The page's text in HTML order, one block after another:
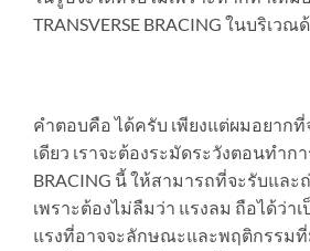
TRANSVERSE BRACING ในบริเว
คำตอบคือ ได้ครับ เพียงแต่ผมอยากที่
เดียว เราจะต้องระมัดระวังตอนทำ
BRACING นี้ ให้สามารถที่จะรับและ
เพราะต้องไม่ลืมว่า แรงลม ถือได้ว่
แรงที่อาจจะลักษณะและพฤติกรรม